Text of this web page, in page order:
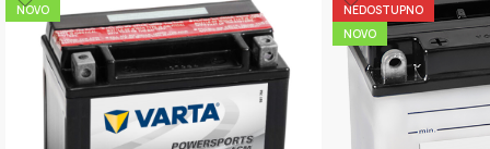
NOVO
NEDOSTUPNO
NOVO